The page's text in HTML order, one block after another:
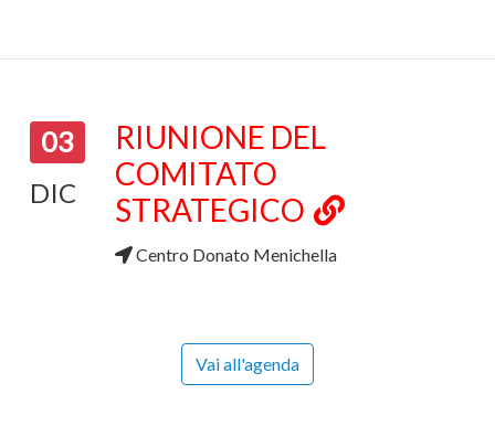
Agenda
03
DIC
Centro Donato Menichella
RIUNIONE DEL
COMITATO
STRATEGICO
Vai all'agenda